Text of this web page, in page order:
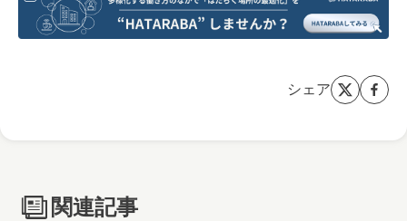
シェア
関連記事